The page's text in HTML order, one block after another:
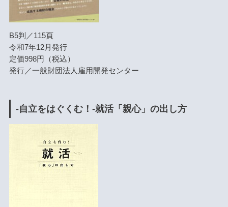
B5判／115頁
令和7年12月発行
定価998円（税込）
発行／一般財団法人雇用開発センター
-自立をはぐくむ！-就活「親心」の出し方